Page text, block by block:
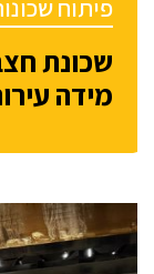
פיתוח
שכונת
מידה